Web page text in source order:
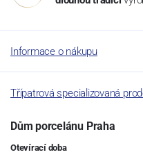
Informace o nákupu
Třípatrová specializovaná
Dům porcelánu Praha
Otevírací doba